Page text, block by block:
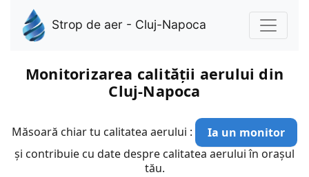
Strop de aer - Cluj-Napoca
Monitorizarea calității aerului din
Cluj-Napoca
Măsoară chiar tu calitatea aerului :
Ia un monitor
și contribuie cu date despre calitatea aerului în orașul
tău.